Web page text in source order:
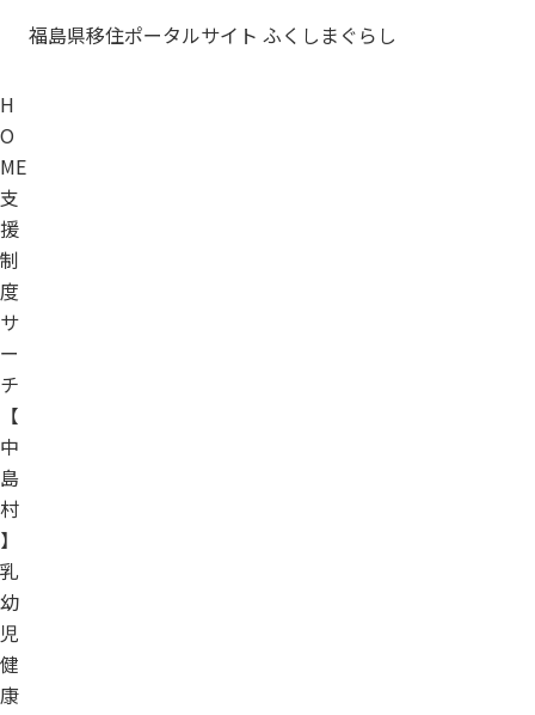
福島県移住ポータルサイト ふくしまぐらし
H
O
ME
支
援
制
度
サ
ー
チ
【
中
島
村
】
乳
幼
児
健
康